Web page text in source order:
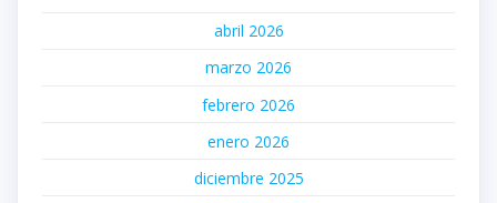
abril 2026
marzo 2026
febrero 2026
enero 2026
diciembre 2025